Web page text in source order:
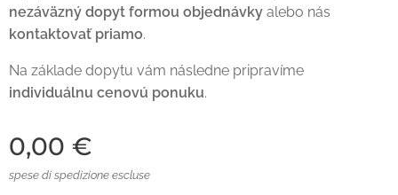
nezáväzný dopyt formou objednávky alebo nás
kontaktovať priamo.
Na základe dopytu vám následne pripravíme
individuálnu cenovú ponuku.
0,00 €
spese di spedizione escluse